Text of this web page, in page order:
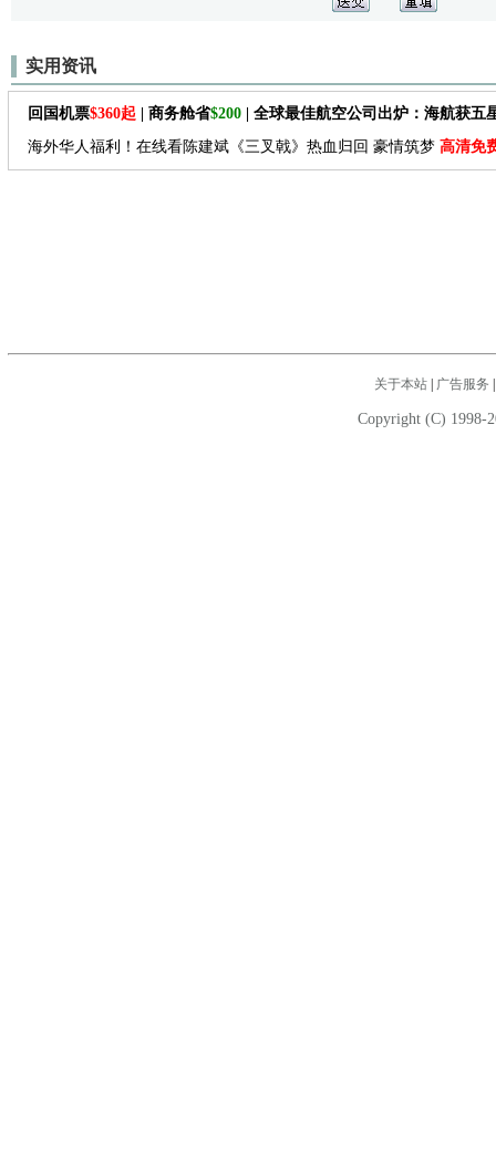
实用资讯
回国机票$360起 | 商务舱省$200 | 全球最佳航空公司出炉：海航获五
海外华人福利！在线看陈建斌《三叉戟》热血归回 豪情筑梦 高清免
关于本站| 广告服务
Copyright (C) 1998-